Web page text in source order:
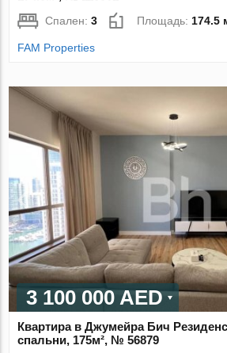
Спален:3 Площадь: 174.5
FAM Properties
3 100 000 AED
Квартира в Джумейра Бич
спальни, 175м², № 56879